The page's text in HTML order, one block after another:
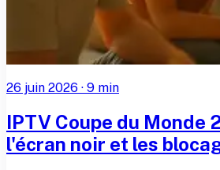
26 juin 2026 · 9 min
IPTV Coupe du Monde
l'écran noir et les